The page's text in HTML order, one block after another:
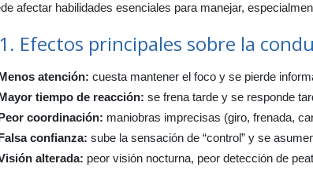
afectar habilidades esenciales para manejar,
Efectos principales sobre la
atención: cuesta mantener el foco y se pierde
tiempo de reacción: se frena tarde y se responde
coordinación: maniobras imprecisas (giro, frenada,
confianza: sube la sensación de “control” y se
alterada: peor visión nocturna, peor detección de